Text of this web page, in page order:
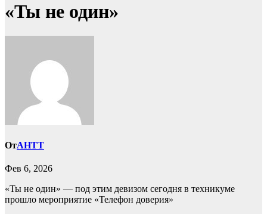
«Ты не один»
ОтAHTT
Фев 6, 2026
«Ты не один» — под этим девизом сегодня в техникуме
прошло мероприятие «Телефон доверия»